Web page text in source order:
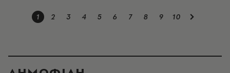
1 2 3 4 5 6 7 8 9 10